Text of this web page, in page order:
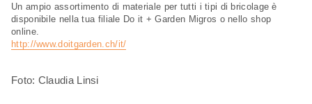
Un ampio assortimento di materiale per tutti i tipi di bricolage è
disponibile nella tua filiale Do it + Garden Migros o nello shop
online.
http://www.doitgarden.ch/it/
Foto: Claudia Linsi